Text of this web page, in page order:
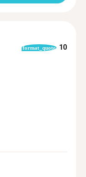
format_quote 10